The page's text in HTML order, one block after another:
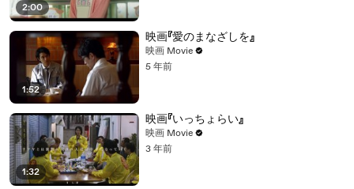
2:00
1:52
映画『愛のまなざしを』
映画 Movie
5 年前
1:32
映画『いっちょらい』
映画 Movie
3 年前